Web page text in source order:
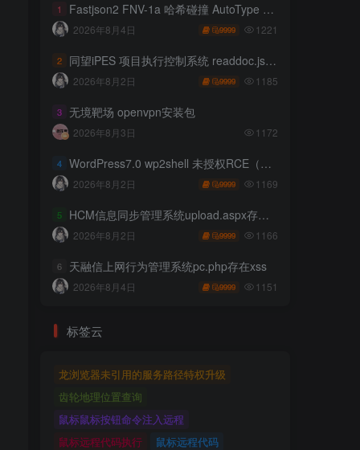
1 Fastjson2 FNV-1a 哈希碰撞 AutoType 绕过远程代码执行
2026年8月4日 9999 1221
2 同望iPES 项目执行控制系统 readdoc.jsp存在任意文件读取
2026年8月2日 9999 1185
3 无境靶场 openvpn安装包
2026年8月3日 1172
4 WordPress7.0 wp2shell 未授权RCE（CVE-2026-63030 CVE-2026-60137）
2026年8月2日 9999 1169
5 HCM信息同步管理系统upload.aspx存在任意文件上传
2026年8月2日 9999 1166
6 天融信上网行为管理系统pc.php存在xss
2026年8月4日 9999 1151
标签云
龙浏览器未引用的服务路径特权升级
齿轮地理位置查询
鼠标鼠标按钮命令注入远程
鼠标远程代码执行
鼠标远程代码